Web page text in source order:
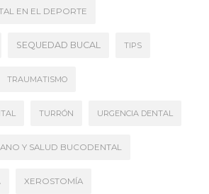
EN EL DEPORTE
SEQUEDAD BUCAL TIPS
TRAUMATISMO
TURRÓN URGENCIA DENTAL
Y SALUD BUCODENTAL
XEROSTOMÍA